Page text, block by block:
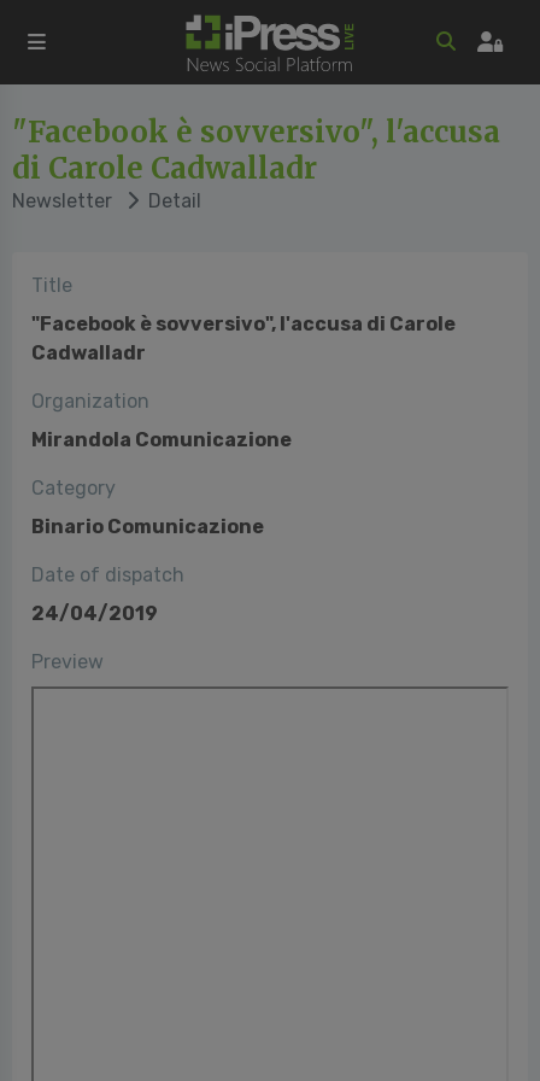
"Facebook è sovversivo", l'accusa
di Carole Cadwalladr
Newsletter Detail
Title
"Facebook è sovversivo", l'accusa di Carole
Cadwalladr
Organization
Mirandola Comunicazione
Category
Binario Comunicazione
Date of dispatch
24/04/2019
Preview